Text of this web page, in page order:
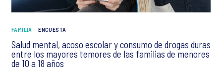
FAMILIA ENCUESTA
Salud mental, acoso escolar y consumo de drogas duras
entre los mayores temores de las familias de menores
de 10 a 18 años